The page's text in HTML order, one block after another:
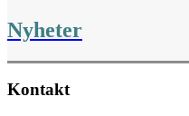
Nyheter
Kontakt